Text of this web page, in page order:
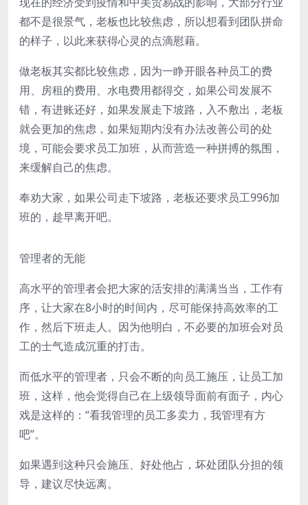
都不是很景气，老板也比较焦虑，所以想看到团队拼命
的样子，以此来获得心灵的点滴慰藉。
做老板其实都比较焦虑，因为一睁开眼各种员工的费
用、房租的费用、水电费用都得交，如果公司发展不
错，有进账还好，如果发展走下坡路，入不敷出，老板
就会更加的焦虑，如果短期内没有办法改善公司的处
境，可能会要求员工加班，从而营造一种拼搏的氛围，
来缓解自己的焦虑。
奉劝大家，如果公司走下坡路，老板还要求员工996加
班的，趁早离开吧。
管理者的无能
高水平的管理者会把大家的活安排的满满当当，工作有
序，让大家在8小时的时间内，尽可能保持高效率的工
作，然后下班走人。因为他明白，不必要的加班会对员
工的士气造成沉重的打击。
而低水平的管理者，只会不断的向员工施压，让员工加
班，这样，他会觉得自己在上级领导面前有面子，内心
戏是这样的：“看我管理的员工多卖力，我管理有方
吧”。
如果遇到这种只会施压、好处他占，坏处团队分担的领
导，建议尽快远离。